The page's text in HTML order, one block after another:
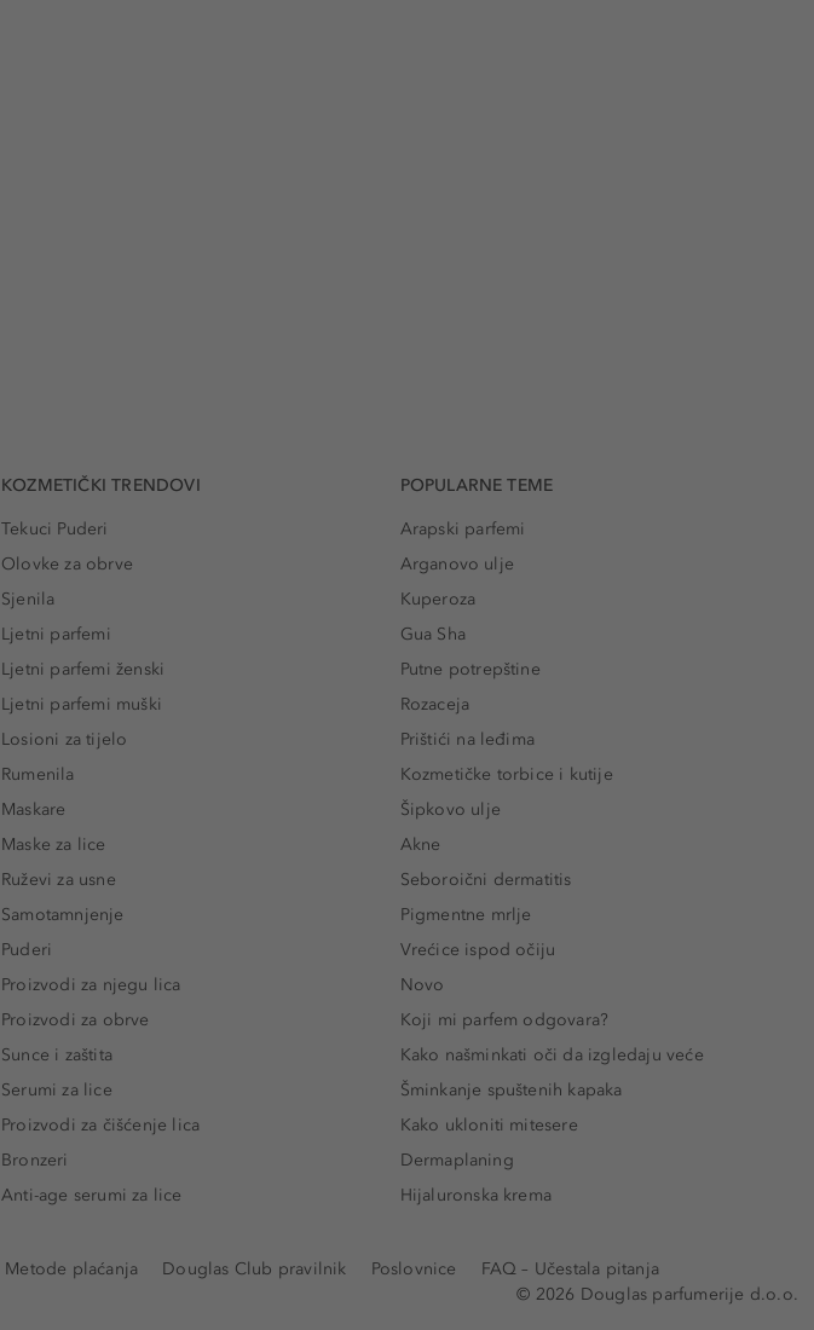
KOZMETIČKI TRENDOVI
Tekuci Puderi
Olovke za obrve
Sjenila
Ljetni parfemi
Ljetni parfemi ženski
Ljetni parfemi muški
Losioni za tijelo
Rumenila
Maskare
Maske za lice
Ruževi za usne
Samotamnjenje
Puderi
Proizvodi za njegu lica
Proizvodi za obrve
Sunce i zaštita
Serumi za lice
Proizvodi za čišćenje lica
Bronzeri
Anti-age serumi za lice
POPULARNE TEME
Arapski parfemi
Arganovo ulje
Kuperoza
Gua Sha
Putne potrepštine
Rozaceja
Prištići na leđima
Kozmetičke torbice i kutije
Šipkovo ulje
Akne
Seboroični dermatitis
Pigmentne mrlje
Vrećice ispod očiju
Novo
Koji mi parfem odgovara?
Kako našminkati oči da izgledaju veće
Šminkanje spuštenih kapaka
Kako ukloniti mitesere
Dermaplaning
Hijaluronska krema
Metode plaćanja Douglas Club pravilnik Poslovnice
FAQ – Učestala pitanja
© 2026 Douglas parfumerije d.o.o.